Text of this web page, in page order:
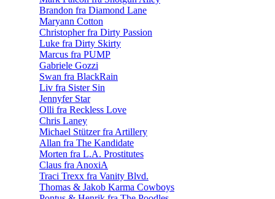
Brandon fra Diamond Lane
Maryann Cotton
Christopher fra Dirty Passion
Luke fra Dirty Skirty
Marcus fra PUMP
Gabriele Gozzi
Swan fra BlackRain
Liv fra Sister Sin
Jennyfer Star
Olli fra Reckless Love
Chris Laney
Michael Stützer fra Artillery
Allan fra The Kandidate
Morten fra L.A. Prostitutes
Claus fra AnoxiA
Traci Trexx fra Vanity Blvd.
Thomas & Jakob Karma Cowboys